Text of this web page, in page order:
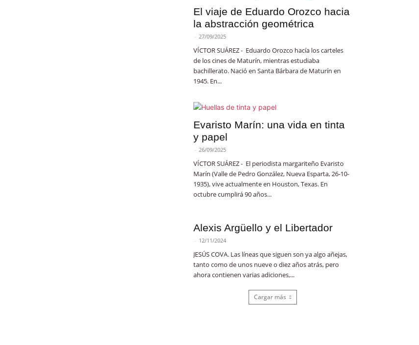
El viaje de Eduardo Orozco hacia
la abstracción geométrica
- 27/09/2025
VÍCTOR SUÁREZ - Eduardo Orozco hacía los carteles
de los cines de Maturín, mientras estudiaba
bachillerato. Nació en Santa Bárbara de Maturín en
1945. En...
Evaristo Marín: una vida en tinta
y papel
- 26/09/2025
VÍCTOR SUÁREZ - El periodista margariteño Evaristo
Marín (Valle de Pedro González, Nueva Esparta, 26-10-
1935), vive actualmente en Houston, Texas. En
octubre cumplirá 90 años...
Alexis Argüello y el Libertador
- 12/11/2024
JESÚS COVA. Las líneas que siguen son ya algo añejas,
tanto como de unos nueve o diez años atrás, pero
ahora contienen varias adiciones,...
Cargar más